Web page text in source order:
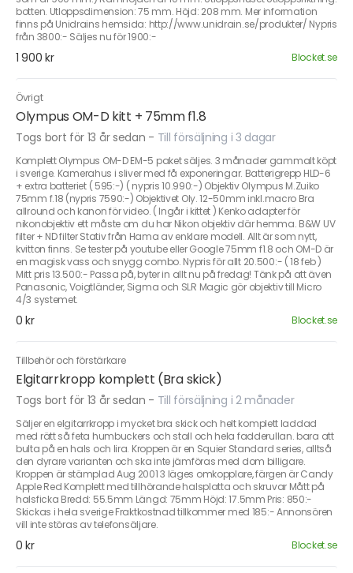
botten. Utloppsdimension: 75 mm. Höjd: 208 mm. Mer information
finns på Unidrains hemsida: http://www.unidrain.se/produkter/ Nypris
från 3800:- Säljes nu för 1900:-
1 900 kr Blocket.se
Övrigt
Olympus OM-D kitt + 75mm f1.8
Togs bort för 13 år sedan - Till försäljning i 3 dagar
Komplett Olympus OM-D EM-5 paket säljes. 3 månader gammalt köpt
i sverige. Kamerahus i sliver med få exponeringar. Batterigrepp HLD-6
+ extra batteriet ( 595:-) ( nypris 10.990:-) Objektiv Olympus M.Zuiko
75mm f.18 (nypris 7590:-) Objektivet Oly. 12-50mm inkl.macro Bra
allround och kanon för video. ( Ingår i kittet ) Kenko adapter för
nikonobjektiv ett måste om du har Nikon objektiv där hemma. B&W UV
filter + ND filter Stativ från Hama av enklare modell. Allt är som nytt,
kvitton finns. Se tester på youtube eller Google 75mm f1.8 och OM-D är
en magisk vass och snygg combo. Nypris för allt 20.500:- ( 18 feb )
Mitt pris 13.500:- Passa på, byter in allt nu på fredag! Tänk på att även
Panasonic, Voigtländer, Sigma och SLR Magic gör objektiv till Micro
4/3 systemet.
0 kr Blocket.se
Tillbehör och förstärkare
Elgitarrkropp komplett (Bra skick)
Togs bort för 13 år sedan - Till försäljning i 2 månader
Säljer en elgitarrkropp i mycket bra skick och helt komplett laddad
med rätt så feta humbuckers och stall och hela fadderullan. bara att
bulta på en hals och lira. Kroppen är en Squier Standard series, alltså
den dyrare varianten och ska inte jämföras med dom billigare.
Kroppen är stämplad Aug 2001 3 läges omkopplare, färgen är Candy
Apple Red Komplett med tillhörande halsplatta och skruvar Mått på
halsficka Bredd: 55.5mm Längd: 75mm Höjd: 17.5mm Pris: 850:-
Skickas i hela sverige Fraktkostnad tillkommer med 185:- Annonsören
vill inte störas av telefonsäljare.
0 kr Blocket.se